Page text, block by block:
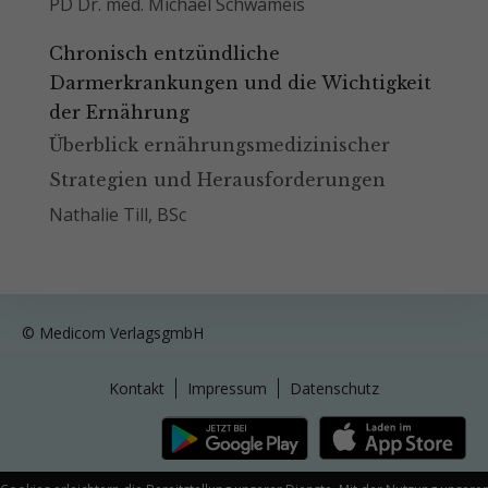
PD Dr. med. Michael Schwameis
Chronisch entzündliche
Darmerkrankungen und die Wichtigkeit
der Ernährung
Überblick ernährungsmedizinischer
Strategien und Herausforderungen
Nathalie Till, BSc
© Medicom VerlagsgmbH
Kontakt Impressum Datenschutz